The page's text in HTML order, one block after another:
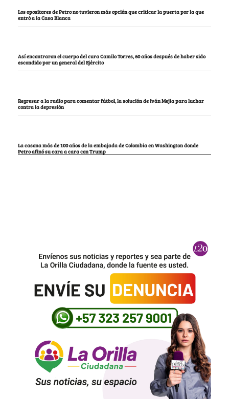
Los opositores de Petro no tuvieron más opción que criticar la puerta por la que
entró a la Casa Blanca
Así encontraron el cuerpo del cura Camilo Torres, 60 años después de haber sido
escondido por un general del Ejército
Regresar a la radio para comentar fútbol, la solución de Iván Mejía para luchar
contra la depresión
La casona más de 100 años de la embajada de Colombia en Washington donde
Petro afinó su cara a cara con Trump